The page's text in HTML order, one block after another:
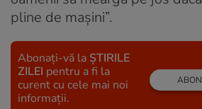
pline de mașini”.
Abonați-vă la ȘTIRILE
ZILEI pentru a fi la
curent cu cele mai noi
informații.